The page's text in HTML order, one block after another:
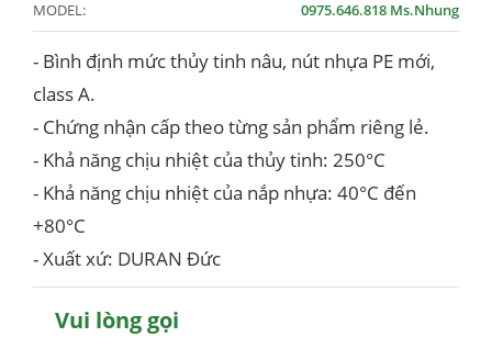
MODEL: 0975.646.818 Ms.Nhung
- Bình định mức thủy tinh nâu, nút nhựa PE mới,
class A.
- Chứng nhận cấp theo từng sản phẩm riêng lẻ.
- Khả năng chịu nhiệt của thủy tinh: 250°C
- Khả năng chịu nhiệt của nắp nhựa: 40°C đến
+80°C
- Xuất xứ: DURAN Đức
Vui lòng gọi